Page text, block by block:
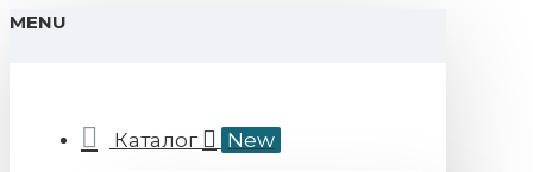
MENU
Каталог New